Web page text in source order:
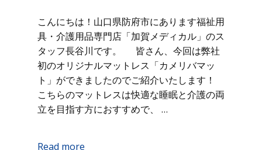
こんにちは！山口県防府市にあります福祉用
具・介護用品専門店「加賀メディカル」のス
タッフ長谷川です。 皆さん、今回は弊社
初のオリジナルマットレス「カメリバマッ
ト」ができましたのでご紹介いたします！
こちらのマットレスは快適な睡眠と介護の両
立を目指す方におすすめで、 …
Read more